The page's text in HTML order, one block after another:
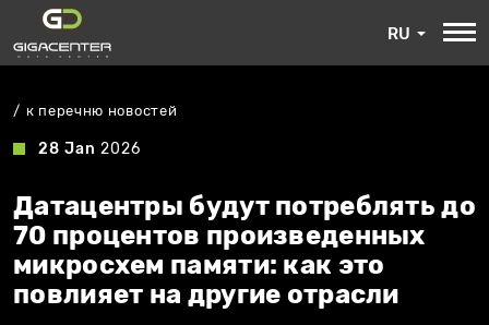
RU
к перечню новостей
28 Jan 2026
Датацентры будут потреблять до
70 процентов произведенных
микросхем памяти: как это
повлияет на другие отрасли